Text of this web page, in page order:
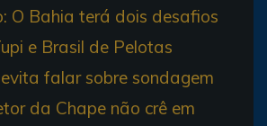
O Bahia terá dois desafios
e Brasil de Pelotas
falar sobre sondagem
da Chape não crê em